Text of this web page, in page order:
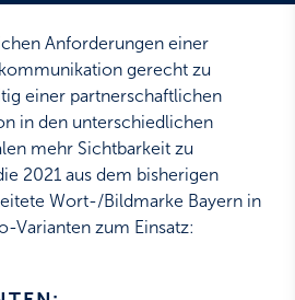
Anforderungen einer
gerecht zu
einer partnerschaftlichen
in den unterschiedlichen
mehr Sichtbarkeit zu
2021 aus dem bisherigen
Wort-/Bildmarke Bayern in
Varianten zum Einsatz: